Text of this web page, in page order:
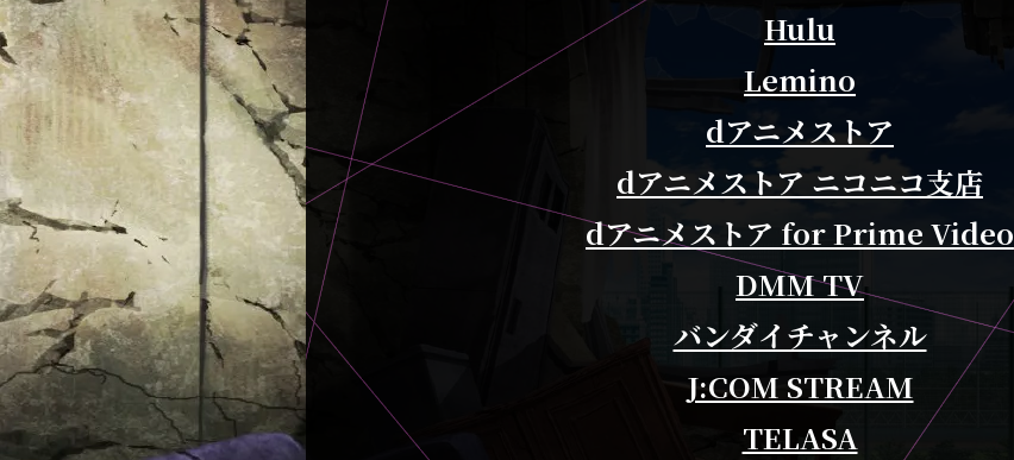
Hulu
Lemino
dアニメストア
dアニメストア ニコニコ支店
dアニメストア for Prime Video
DMM TV
バンダイチャンネル
J:COM STREAM
TELASA